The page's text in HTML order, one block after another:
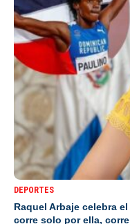
DEPORTES
Raquel Arbaje celebra
corre solo por ella,